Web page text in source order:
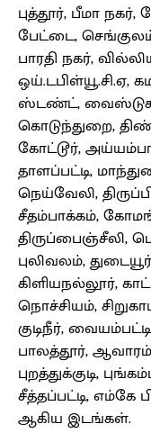
புத்தூர், பீமா
பேட்டை,
பாரதி நகர்,
ஒய்.டபிள்யூ.சி.ஏ,
ஸ்டண்ட்,
கொடுந்துறை,
கோட்டூர்,
தாளப்பட்டி,
நெய்வேலி,
சீதம்பாக்கம்,
திருப்பைஞ்சீலி,
புலிவலம்,
கிளியநல்லூர்,
நொச்சியம்,
குடிநீர்,
பாலத்தூர்,
புறத்துக்குடி,
சீத்தப்பட்டி,
ஆகிய இடங்கள்.